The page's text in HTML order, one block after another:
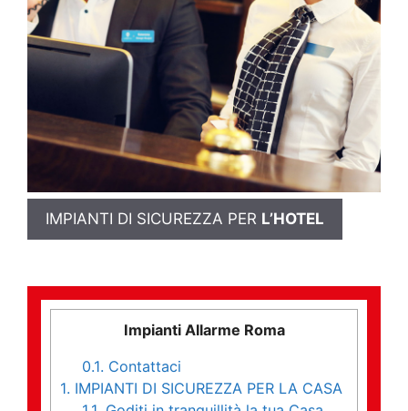
IMPIANTI DI SICUREZZA PER L’HOTEL
Impianti Allarme Roma
0.1. Contattaci
1. IMPIANTI DI SICUREZZA PER LA CASA